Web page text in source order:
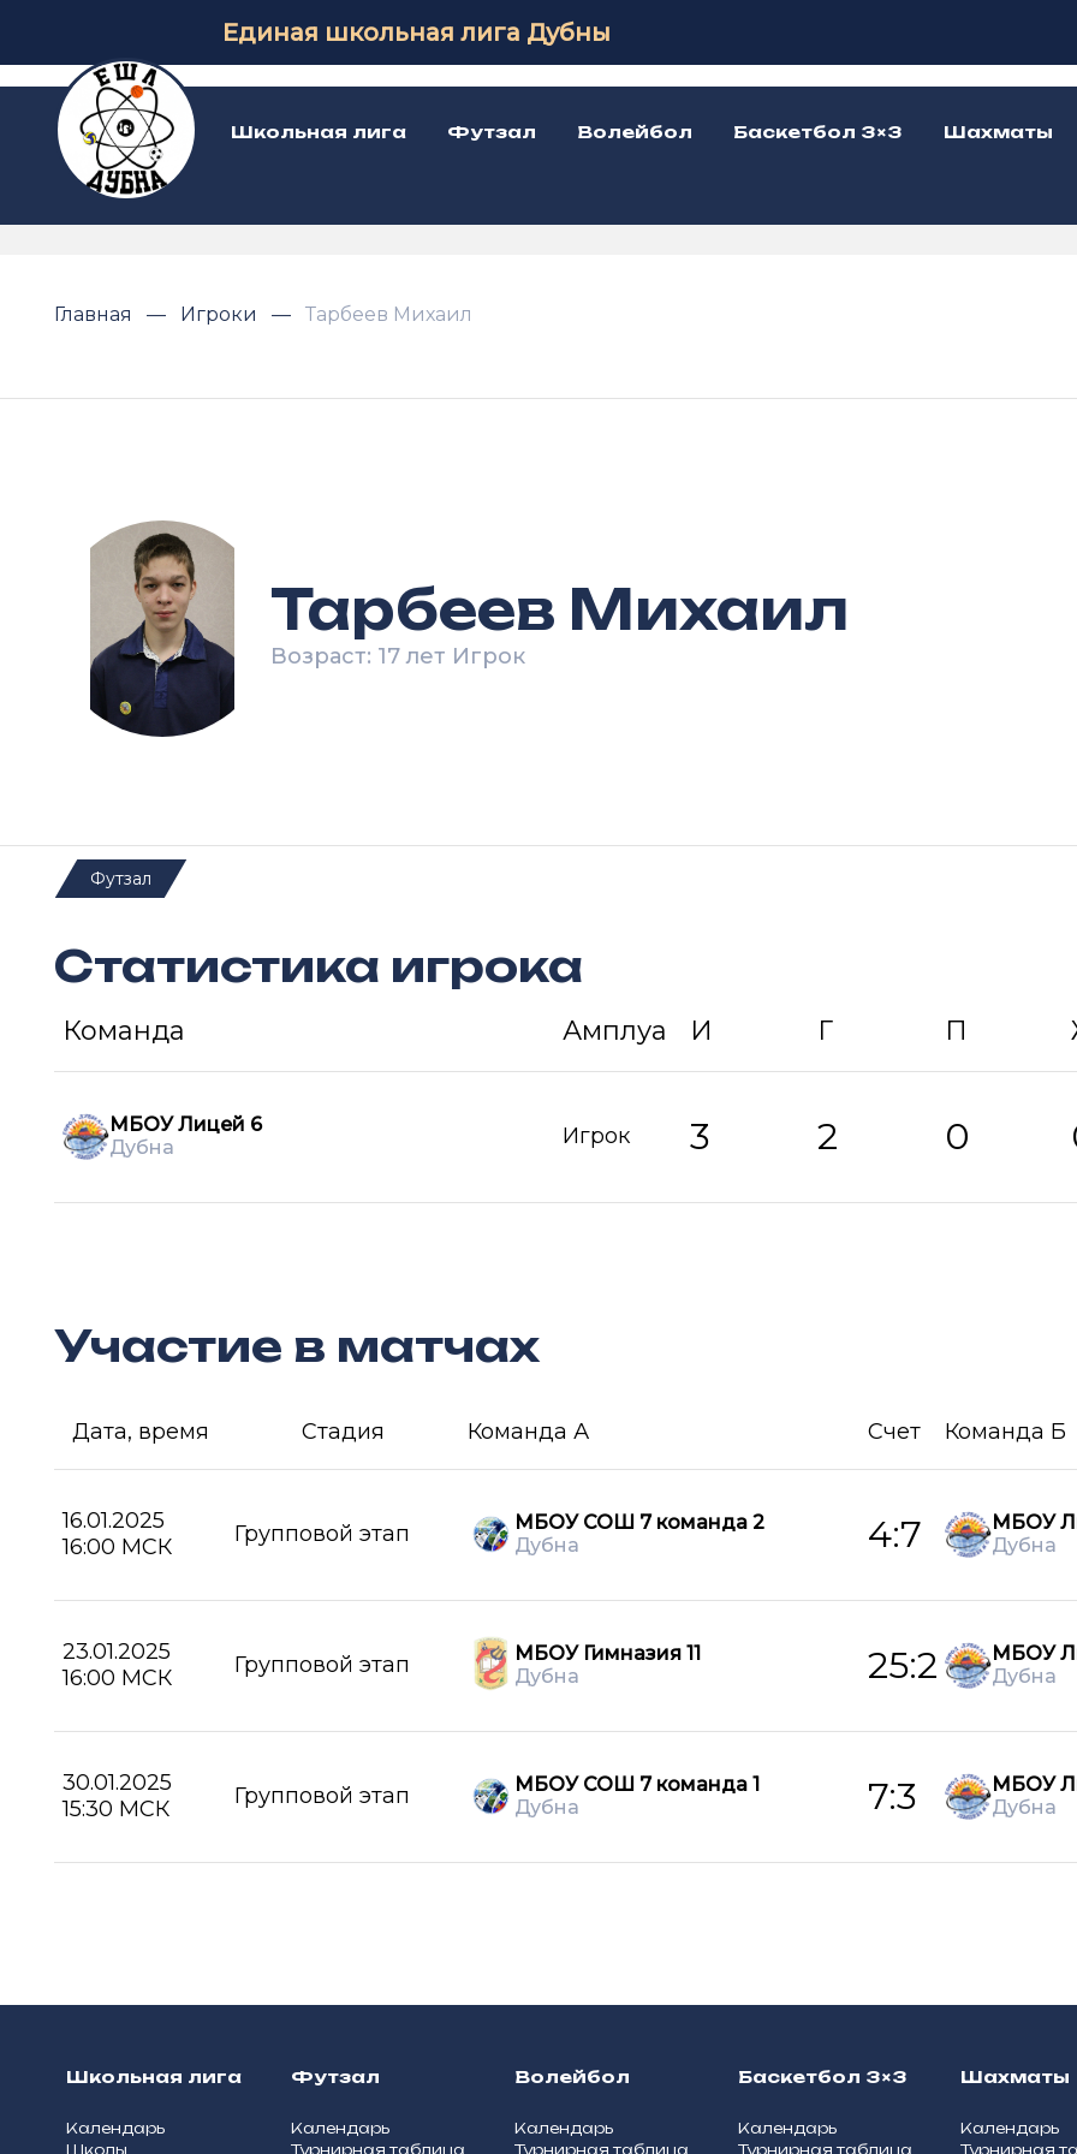
Единая школьная лига Дубны
Школьная лига Футзал Волейбол Баскетбол 3×3 Шахматы
Главная Игроки Тарбеев Михаил
Тарбеев Михаил
Возраст: 17 лет Игрок
Футзал
Статистика игрока
Команда Амплуа И Г П
МБОУ Лицей 6
Дубна
Игрок 3 2 0
Участие в матчах
Дата, время Стадия Команда А Счет Команда Б
16.01.2025
16:00 МСК
Групповой этап
МБОУ СОШ 7 команда 2
Дубна
4:7
МБОУ
Дубна
23.01.2025
16:00 МСК
Групповой этап
МБОУ Гимназия 11
Дубна
25:2
МБОУ
Дубна
30.01.2025
15:30 МСК
Групповой этап
МБОУ СОШ 7 команда 1
Дубна
7:3
МБОУ
Дубна
Школьная лига
Календарь
Школы
Футзал
Календарь
Турнирная таблица
Волейбол
Календарь
Турнирная таблица
Баскетбол 3×3
Календарь
Турнирная таблица
Шахматы
Календарь
Турнирная